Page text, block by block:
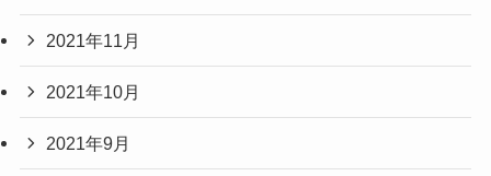
2021年11月
2021年10月
2021年9月